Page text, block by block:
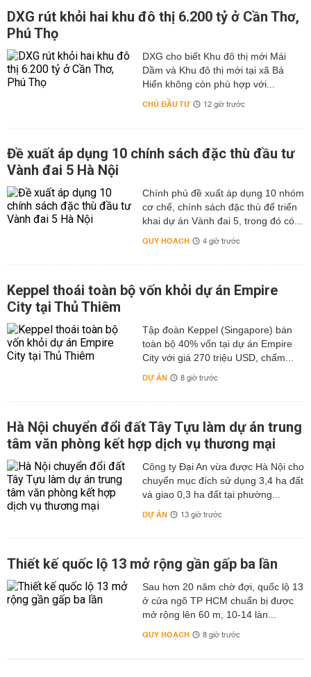
DXG rút khỏi hai khu đô thị 6.200 tỷ ở Cần Thơ,
Phú Thọ
DXG cho biết Khu đô thị mới Mái
Dầm và Khu đô thị mới tại xã Bá
Hiến không còn phù hợp với...
CHỦ ĐẦU TƯ 12 giờ trước
Đề xuất áp dụng 10 chính sách đặc thù đầu tư
Vành đai 5 Hà Nội
Chính phủ đề xuất áp dụng 10 nhóm
cơ chế, chính sách đặc thù để triển
khai dự án Vành đai 5, trong đó có...
QUY HOẠCH 4 giờ trước
Keppel thoái toàn bộ vốn khỏi dự án Empire
City tại Thủ Thiêm
Tập đoàn Keppel (Singapore) bán
toàn bộ 40% vốn tại dự án Empire
City với giá 270 triệu USD, chấm...
DỰ ÁN 8 giờ trước
Hà Nội chuyển đổi đất Tây Tựu làm dự án trung
tâm văn phòng kết hợp dịch vụ thương mại
Công ty Đại An vừa được Hà Nội cho
chuyển mục đích sử dụng 3,4 ha đất
và giao 0,3 ha đất tại phường...
DỰ ÁN 13 giờ trước
Thiết kế quốc lộ 13 mở rộng gần gấp ba lần
Sau hơn 20 năm chờ đợi, quốc lộ 13
ở cửa ngõ TP HCM chuẩn bị được
mở rộng lên 60 m, 10-14 làn...
QUY HOẠCH 8 giờ trước